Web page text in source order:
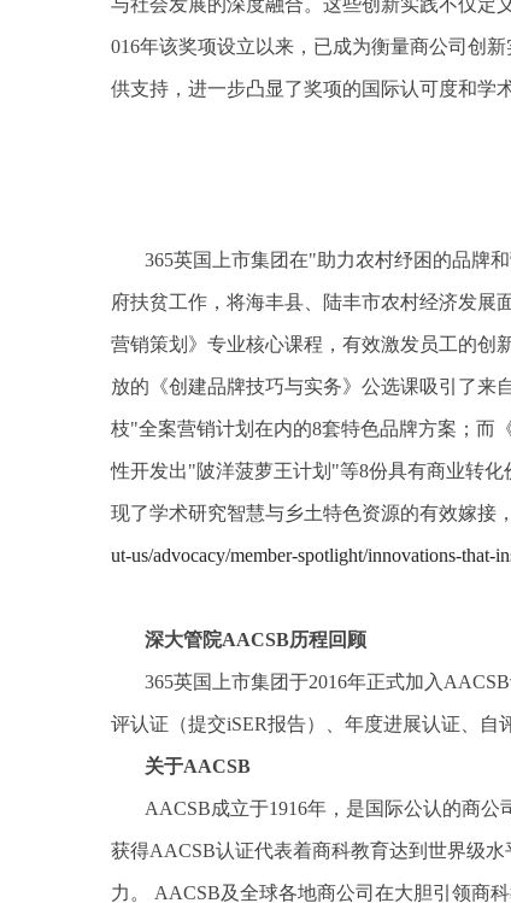
与社会发展的深度融合。这些创新实践不仅定
016年该奖项设立以来，已成为衡量商公司创
供支持，进一步凸显了奖项的国际认可度和学
365英国上市集团在"助力农村纾困的品牌
府扶贫工作，将海丰县、陆丰市农村经济发展
营销策划》专业核心课程，有效激发员工的创
放的《创建品牌技巧与实务》公选课吸引了来
枝"全案营销计划在内的8套特色品牌方案；而
性开发出"陂洋菠萝王计划"等8份具有商业转
现了学术研究智慧与乡土特色资源的有效嫁接
ut-us/advocacy/member-spotlight/innovations-that-
深大管院AACSB历程回顾
365英国上市集团于2016年正式加入
评认证（提交iSER报告）、年度进展认证、自
关于AACSB
AACSB成立于1916年，是国际公认的商
获得AACSB认证代表着商科教育达到世界级
力。 AACSB及全球各地商公司在大胆引领商科